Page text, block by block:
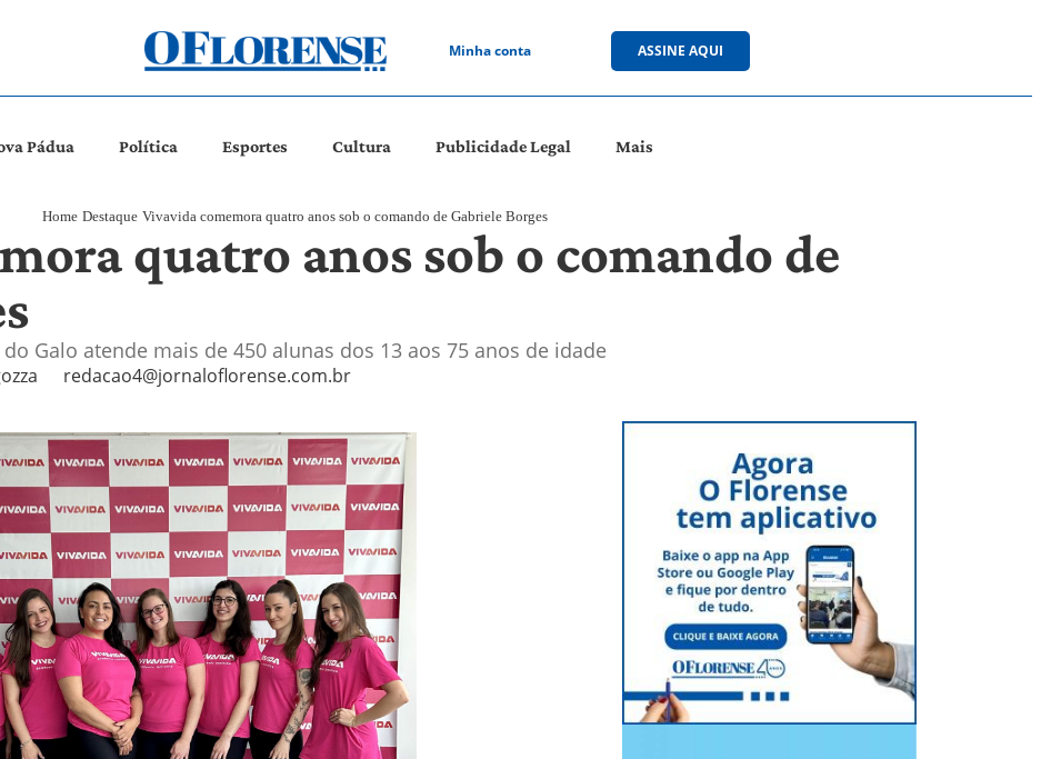
Minha conta ASSINE AQUI
Pádua Política Esportes Cultura Publicidade Legal Mais
Home Destaque Vivavida comemora quatro anos sob o comando de Gabriele Borges
quatro anos sob o comando de
Galo atende mais de 450 alunas dos 13 aos 75 anos de idade
redacao4@jornaloflorense.com.br